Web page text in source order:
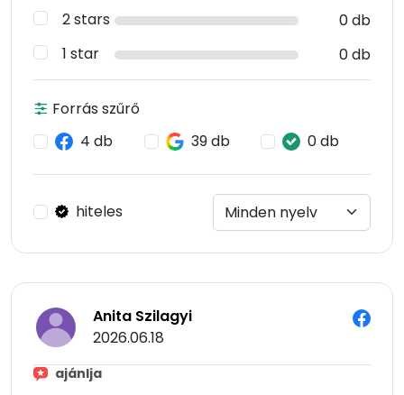
2 stars
0 db
1 star
0 db
Forrás szűrő
4 db
39 db 0 db
hiteles
Anita Szilagyi
2026.06.18
ajánlja